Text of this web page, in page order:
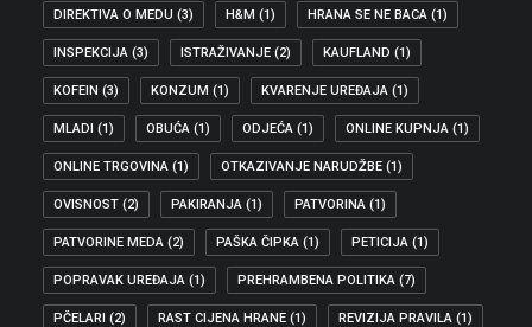
DIREKTIVA O MEDU (3) H&M (1) HRANA SE NE BACA (1)
INSPEKCIJA (3) ISTRAŽIVANJE (2) KAUFLAND (1)
KOFEIN (3) KONZUM (1) KVARENJE UREĐAJA (1)
MLADI (1) OBUĆA (1) ODJEĆA (1) ONLINE KUPNJA (1)
ONLINE TRGOVINA (1) OTKAZIVANJE NARUDŽBE (1)
OVISNOST (2) PAKIRANJA (1) PATVORINA (1)
PATVORINE MEDA (2) PAŠKA ČIPKA (1) PETICIJA (1)
POPRAVAK UREĐAJA (1) PREHRAMBENA POLITIKA (7)
PČELARI (2) RAST CIJENA HRANE (1) REVIZIJA PRAVILA (1)